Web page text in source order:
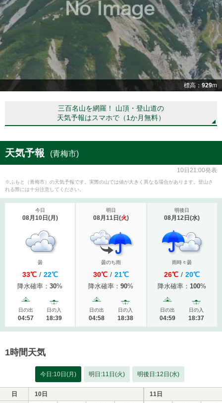
標高： 929m
三百名山を網羅！ 山頂・登山道の
天気予報はスマホで（1か月無料）
天気予報 (青梅市)
10日21:00発表
※ふもと（青梅市）の天気予報です。実際の山では値が大きく異なる場合があります。登山さ
れる際には十分注意してください。
今日
08月10日 (月 )
曇
33℃ / 22℃
降水確率：30%
日の出
04:57
日の入
18:39
明日
08月11日 (火)
曇のち雨
30℃ / 21℃
降水確率：90%
日の出
04:58
日の入
18:38
明後日
08月12日(水)
雨時々曇
26℃ / 20℃
降水確率：100%
日の出
04:59
日の入
18:37
1時間天気
今日:10日(月) 明日:11日(火) 明後日:12日(水)
日 10日
11日